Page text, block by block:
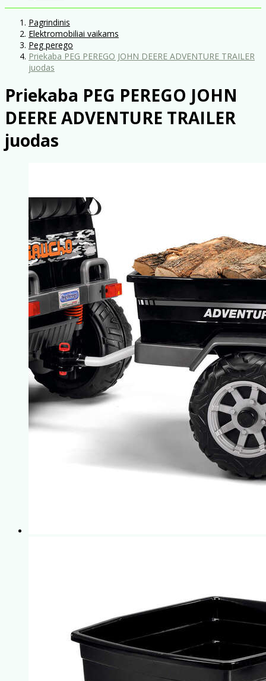
Pagrindinis
Elektromobiliai vaikams
Peg perego
Priekaba PEG PEREGO JOHN DEERE ADVENTURE TRAILER
juodas
Priekaba PEG PEREGO JOHN
DEERE ADVENTURE TRAILER
juodas